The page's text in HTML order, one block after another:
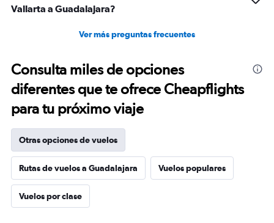
Vallarta a Guadalajara?
Ver más preguntas frecuentes
Consulta miles de opciones
diferentes que te ofrece Cheapflights
para tu próximo viaje
Otras opciones de vuelos
Rutas de vuelos a Guadalajara Vuelos populares
Vuelos por clase